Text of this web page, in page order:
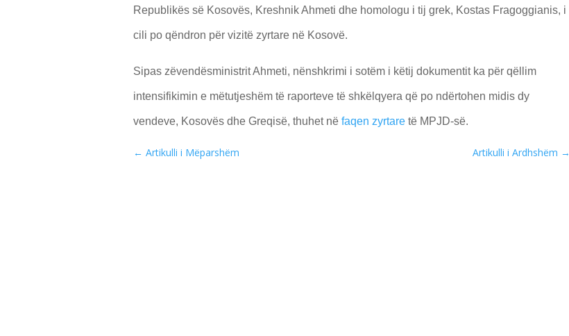
Republikës së Kosovës, Kreshnik Ahmeti dhe homologu i tij grek, Kostas Fragoggianis, i
cili po qëndron për vizitë zyrtare në Kosovë.
Sipas zëvendësministrit Ahmeti, nënshkrimi i sotëm i këtij dokumentit ka për qëllim
intensifikimin e mëtutjeshëm të raporteve të shkëlqyera që po ndërtohen midis dy
vendeve, Kosovës dhe Greqisë, thuhet në faqen zyrtare të MPJD-së.
← Artikulli i Mëparshëm Artikulli i Ardhshëm →